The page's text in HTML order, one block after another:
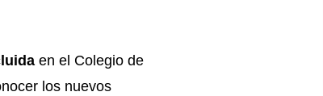
en el Colegio de
los nuevos